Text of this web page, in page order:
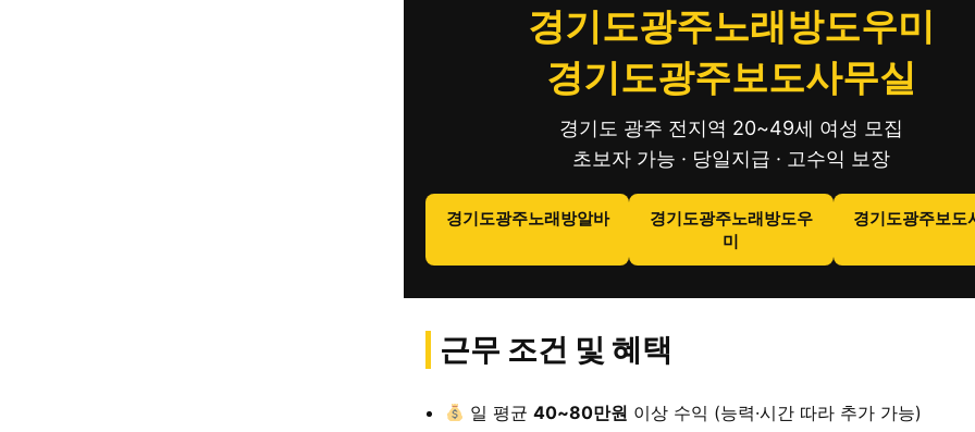
경기도광주노래방도우미
경기도광주보도사무실
경기도 광주 전지역 20~49세 여성 모집
초보자 가능 · 당일지급 · 고수익 보장
경기도광주노래방알바
경기도광주노래방도우
미
경기도광주보도
근무 조건 및 혜택
일 평균40~80만원 이상 수익 (능력·시간 따라 추가 가능)